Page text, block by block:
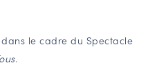
« ACTEURS »
le cadre du Spectacle
.